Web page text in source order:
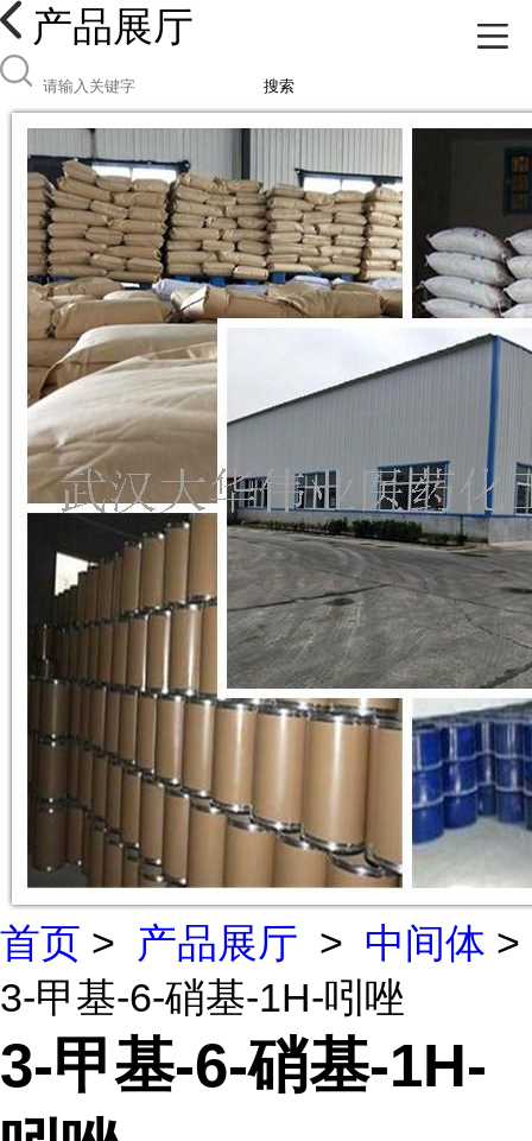
产品展厅
搜索
首页 > 产品展厅 > 中间体 >
3-甲基-6-硝基-1H-吲唑
3-甲基-6-硝基-1H-